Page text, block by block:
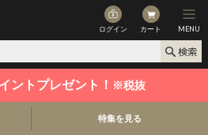
ログイン カート MENU
ントプレゼント！ ※税抜
特集を見る